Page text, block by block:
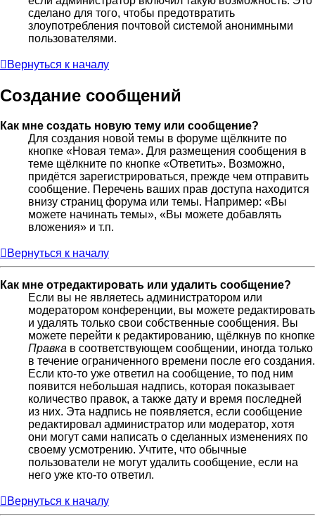
сделано для того, чтобы предотвратить
злоупотребления почтовой системой анонимными
пользователями.
Вернуться к началу
Создание сообщений
Как мне создать новую тему или сообщение?
Для создания новой темы в форуме щёлкните по
кнопке «Новая тема». Для размещения сообщения в
теме щёлкните по кнопке «Ответить». Возможно,
придётся зарегистрироваться, прежде чем отправить
сообщение. Перечень ваших прав доступа находится
внизу страниц форума или темы. Например: «Вы
можете начинать темы», «Вы можете добавлять
вложения» и т.п.
Вернуться к началу
Как мне отредактировать или удалить сообщение?
Если вы не являетесь администратором или
модератором конференции, вы можете редактировать
и удалять только свои собственные сообщения. Вы
можете перейти к редактированию, щёлкнув по кнопке
Правка в соответствующем сообщении, иногда только
в течение ограниченного времени после его создания.
Если кто-то уже ответил на сообщение, то под ним
появится небольшая надпись, которая показывает
количество правок, а также дату и время последней
из них. Эта надпись не появляется, если сообщение
редактировал администратор или модератор, хотя
они могут сами написать о сделанных изменениях по
своему усмотрению. Учтите, что обычные
пользователи не могут удалить сообщение, если на
него уже кто-то ответил.
Вернуться к началу